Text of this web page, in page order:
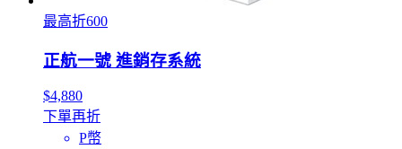
最高折600
正航一號 進銷存系統
$4,880
下單再折
P幣